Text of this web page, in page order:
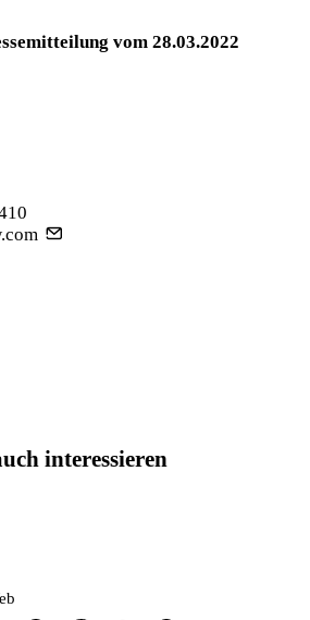
vom 28.03.2022
interessieren